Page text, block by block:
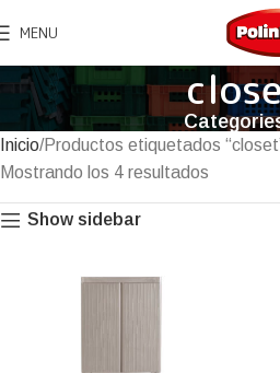
MENU
Inicio Productos etiquetados
Mostrando los 4 resultados
Show sidebar